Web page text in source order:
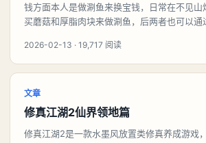
钱方面本人是做涮鱼来换宝钱，日常在不见山
买蘑菇和厚脂肉块来做涮鱼，后两者也可以通
2026-02-13 · 19,717 阅读
文章
修真江湖2仙界领地篇
修真江湖2是一款水墨风放置类修真养成游戏